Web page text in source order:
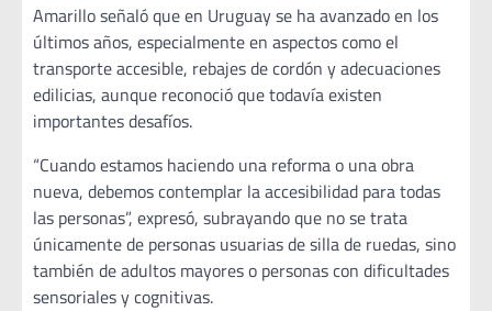
Amarillo señaló que en Uruguay se ha avanzado en los
últimos años, especialmente en aspectos como el
transporte accesible, rebajes de cordón y adecuaciones
edilicias, aunque reconoció que todavía existen
importantes desafíos.
“Cuando estamos haciendo una reforma o una obra
nueva, debemos contemplar la accesibilidad para todas
las personas”, expresó, subrayando que no se trata
únicamente de personas usuarias de silla de ruedas, sino
también de adultos mayores o personas con dificultades
sensoriales y cognitivas.